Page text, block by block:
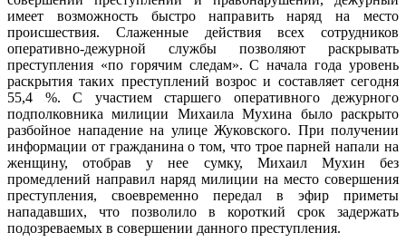
имеет возможность быстро направить наряд на место
происшествия. Слаженные действия всех сотрудников
оперативно-дежурной службы позволяют раскрывать
преступления «по горячим следам». С начала года уровень
раскрытия таких преступлений возрос и составляет сегодня
55,4 %. С участием старшего оперативного дежурного
подполковника милиции Михаила Мухина было раскрыто
разбойное нападение на улице Жуковского. При получении
информации от гражданина о том, что трое парней напали на
женщину, отобрав у нее сумку, Михаил Мухин без
промедлений направил наряд милиции на место совершения
преступления, своевременно передал в эфир приметы
нападавших, что позволило в короткий срок задержать
подозреваемых в совершении данного преступления.